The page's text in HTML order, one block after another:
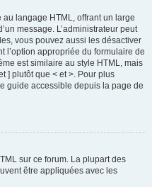
langage HTML, offrant un large
message. L’administrateur peut
vous pouvez aussi les désactiver
l’option appropriée du formulaire de
est similaire au style HTML, mais
] plutôt que < et >. Pour plus
guide accessible depuis la page de
sur ce forum. La plupart des
être appliquées avec les